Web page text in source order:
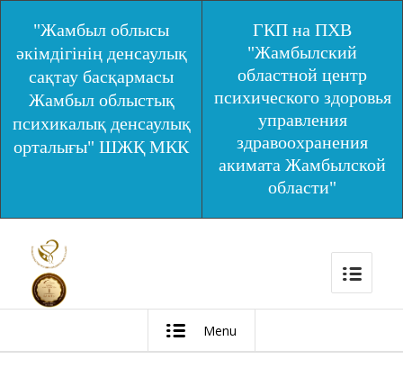
"Жамбыл облысы
әкімдігінің денсаулық
сақтау басқармасы
Жамбыл облыстық
психикалық денсаулық
орталығы" ШЖҚ МКК
ГКП на ПХВ
"Жамбылский
областной центр
психического здоровья
управления
здравоохранения
акимата Жамбылской
области"
Menu